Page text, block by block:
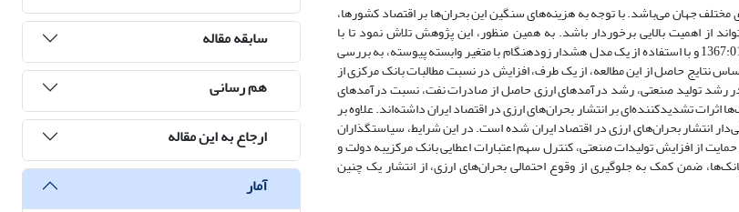
جهان می‌باشد. با توجه به هزینه‌های سنگین این بحران‌ها بر اقتصاد کشورها،
از اهمیت بالایی برخوردار باشد. به همین منظور، این پژوهش تلاش نمود تا با
به‌کارگیری رویکرد آزمون کرانه‌ها و نیز داده‌های فصلی اقتصاد ایران طی دوره زمانی 1395:01-1367:01 و با استفاده از یک مدل هشدار زودهنگام با متغیر وابسته پیوسته، به بررسی
نتایج حاصل از این مطالعه، از یک طرف، افزایش در نسبت مطالبات بانک مرکزی از
در رشد تولید صنعتی، رشد درآمدهای ارزی حاصل از صادرات نفت، نسبت درآمدهای
تشدید‌کننده‌ای بر انتشار بحران‌های ارزی در اقتصاد ایران داشته‌اند. علاوه بر
بانکی از فصل دوم سال 1391 نیز منجر به افزایش معنی‌دار انتشار بحران‌های ارزی در اقتصاد ایران شده است. در این شرایط، سیاستگذاران
از افزایش تولیدات صنعتی، کنترل سهم اعتبارات اعطایی بانک مرکزیبه دولت و
ضمن کمک به جلوگیری از وقوع احتمالی بحران‌های ارزی، از انتشار یک چنین
سابقه مقاله
هم رسانی
ارجاع به این مقاله
آمار